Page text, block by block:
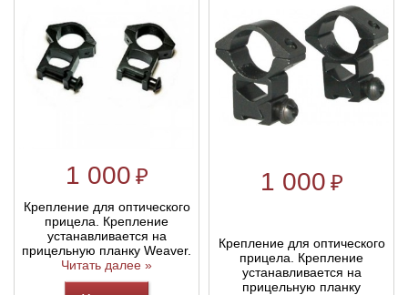
1 000 ₽
Крепление для оптического
прицела. Крепление
устанавливается на
прицельную планку Weaver.
Читать далее »
1 000 ₽
Крепление для оптического
прицела. Крепление
устанавливается на
прицельную планку
Тетивы и тросы для арбалетов
Натяжители для арбалетов
Подставки для лука
Ремни и петли
Рукоятки для лука
Плечи для лука
Нагрудники
Инсерты для арбалетных стрел
Инсерты для лучных стрел
Стрелы для лука
Выниматели для стрел
Тычковые ножи
Непальские кукри
Ножи танто
Топоры
Топорики-томагавки
Механические точилки для ножей
Паста для полировки ножей